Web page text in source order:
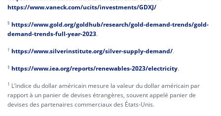
https://www.vaneck.com/ucits/investments/GDXJ/
§ https://www.gold.org/goldhub/research/gold-demand-trends/gold-
demand-trends-full-year-2023.
† https://www.silverinstitute.org/silver-supply-demand/.
‡ https://www.iea.org/reports/renewables-2023/electricity.
1 L’indice du dollar américain mesure la valeur du dollar américain par
rapport à un panier de devises étrangères, souvent appelé panier de
devises des partenaires commerciaux des États-Unis.